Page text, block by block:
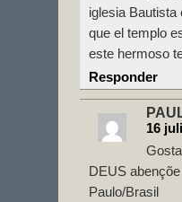
iglesia Bautista
que el templo
este hermoso
Responder
16
DEUS abençõe
Paulo/Brasil